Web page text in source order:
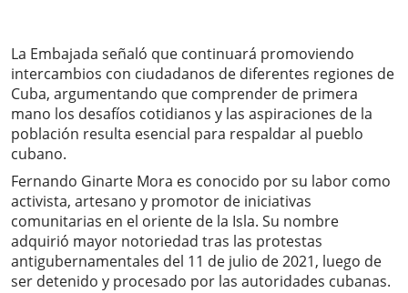
La Embajada señaló que continuará promoviendo
intercambios con ciudadanos de diferentes regiones de
Cuba, argumentando que comprender de primera
mano los desafíos cotidianos y las aspiraciones de la
población resulta esencial para respaldar al pueblo
cubano.
Fernando Ginarte Mora es conocido por su labor como
activista, artesano y promotor de iniciativas
comunitarias en el oriente de la Isla. Su nombre
adquirió mayor notoriedad tras las protestas
antigubernamentales del 11 de julio de 2021, luego de
ser detenido y procesado por las autoridades cubanas.